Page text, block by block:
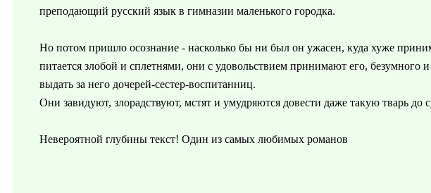
преподающий русский язык в гимназии маленького городка.
Но потом пришло осознание - насколько бы ни был он ужасен, куда хуже
питается злобой и сплетнями, они с удовольствием принимают его, безумного
выдать за него дочерей-сестер-воспитанниц.
Они завидуют, злорадствуют, мстят и умудряются довести даже такую тварь до
Невероятной глубины текст! Один из самых любимых романов